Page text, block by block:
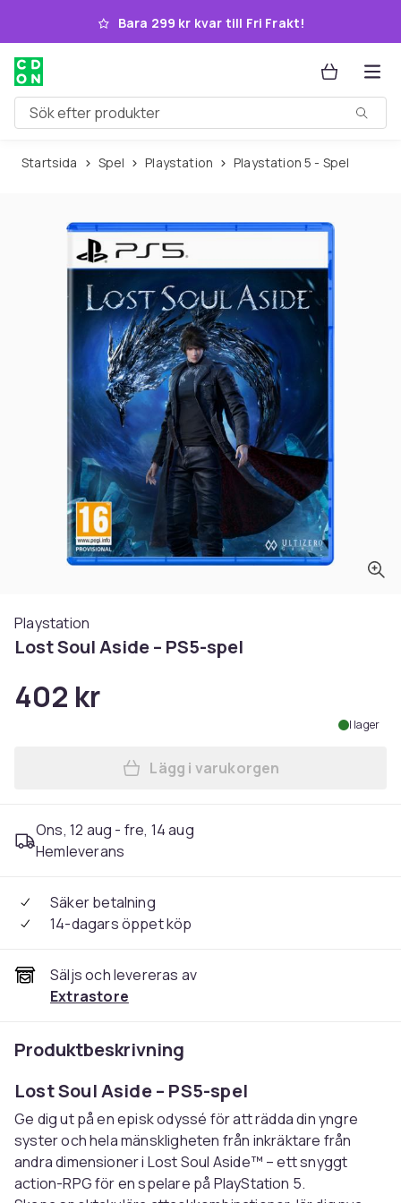
Hoppa till huvudinnehållet
Bara 299 kr kvar till Fri Frakt!
Sök efter produkter
Startsida Spel Playstation Playstation 5 - Spel
Playstation
Lost Soul Aside – PS5-spel
402 kr
I lager
Lägg till Lost Soul Aside –
Lägg i varukorgen
Ons, 12 aug - fre, 14 aug
Hemleverans
Säker betalning
14-dagars öppet köp
Säljs och levereras av
Extrastore
Produktbeskrivning
Lost Soul Aside – PS5-spel
Ge dig ut på en episk odyssé för att rädda din yngre
syster och hela mänskligheten från inkräktare från
andra dimensioner i Lost Soul Aside™ – ett snyggt
action-RPG för en spelare på PlayStation 5.